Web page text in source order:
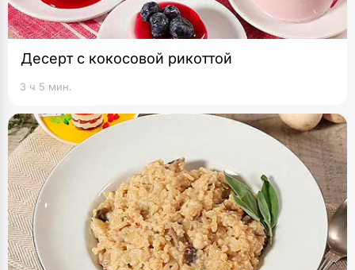
Десерт с кокосовой рикоттой
3 ч 5 мин.